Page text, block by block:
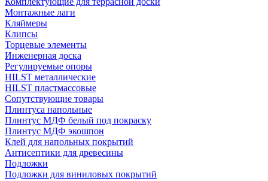
Монтажные лаги
Кляймеры
Клипсы
Торцевые элементы
Инженерная доска
Регулируемые опоры
HILST металлические
HILST пластмассовые
Сопутствующие товары
Плинтуса напольные
Плинтус МДФ белый под покраску
Плинтус МДФ экошпон
Клей для напольных покрытий
Антисептики для древесины
Подложки
Подложки для виниловых покрытий